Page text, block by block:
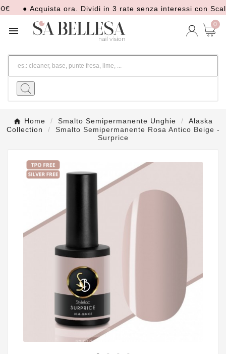
● Acquista ora. Dividi in 3 rate senza interessi con

0
Home Smalto Semipermanente Unghie
Alaska
Collection
Smalto Semipermanente Rosa Antico Beige -
Surprice